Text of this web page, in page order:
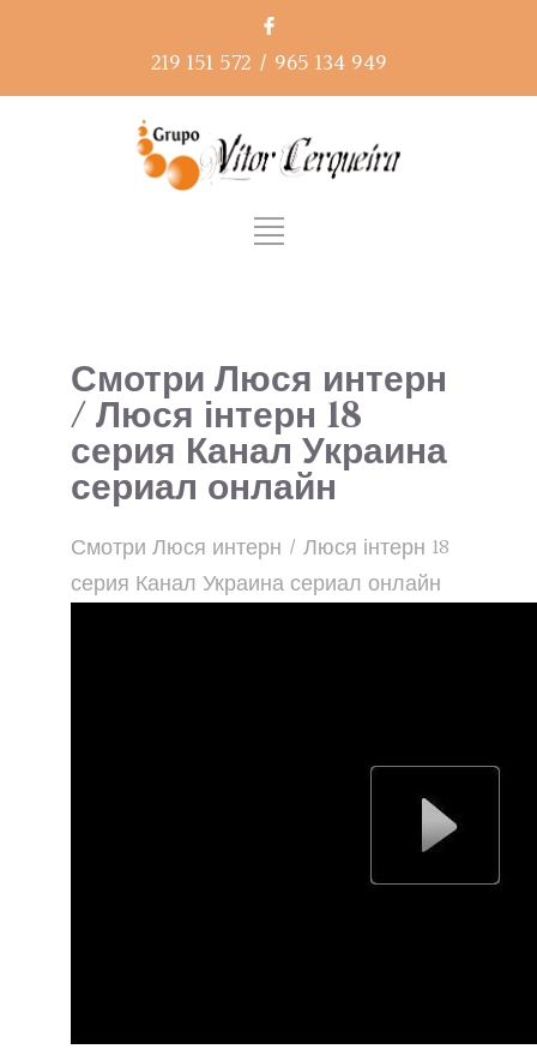
219 151 572 / 965 134 949
Смотри Люся интерн
/ Люся інтерн 18
серия Канал Украина
сериал онлайн
Смотри Люся интерн / Люся інтерн 18
серия Канал Украина сериал онлайн